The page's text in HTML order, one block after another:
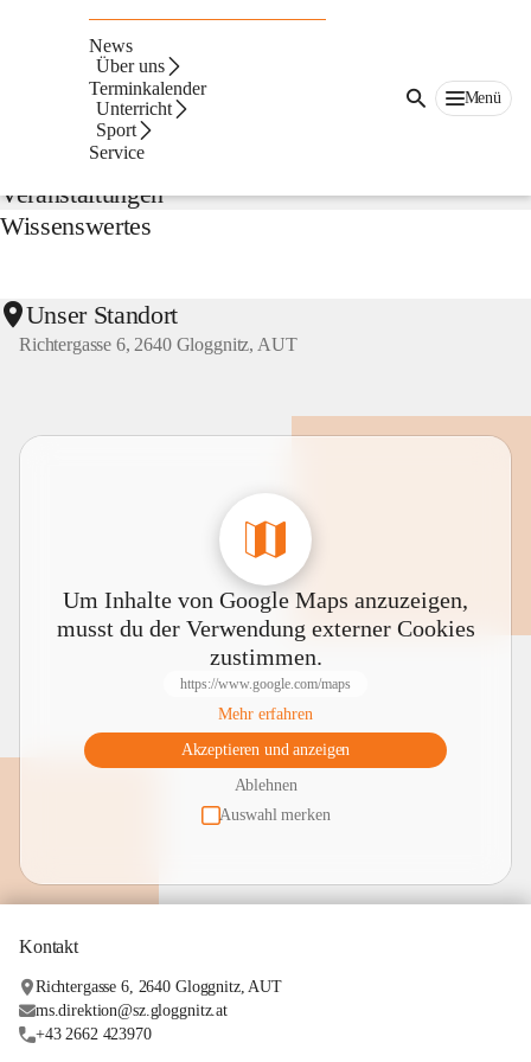
News
Über uns
Terminkalender
Unterricht
Sport
Service
Menü
Aktuelles
Veranstaltungen
Wissenswertes
Unser Standort
Richtergasse 6, 2640 Gloggnitz, AUT
Um Inhalte von Google Maps anzuzeigen,
musst du der Verwendung externer Cookies
zustimmen.
https://www.google.com/maps
Mehr erfahren
Akzeptieren und anzeigen
Ablehnen
Auswahl merken
Kontakt
Richtergasse 6, 2640 Gloggnitz, AUT
ms.direktion@sz.gloggnitz.at
+43 2662 423970